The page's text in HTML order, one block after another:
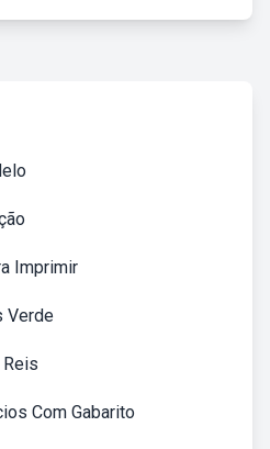
Imprimir
Verde
Com Gabarito